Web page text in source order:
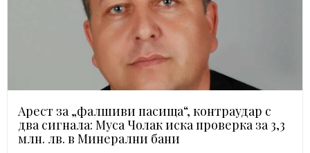
Арест за „фалшиви пасища“, контраудар с
два сигнала: Муса Чолак иска проверка за 3,3
млн. лв. в Минерални бани